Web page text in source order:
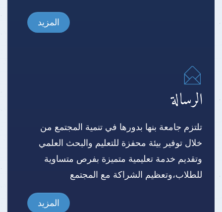
المزيد
الرسالة
تلتزم جامعة بنها بدورها في تنمية المجتمع من
خلال توفير بيئة محفزة للتعليم والبحث العلمي
وتقديم خدمة تعليمية متميزة بفرص متساوية
للطلاب،وتعظيم الشراكة مع المجتمع
المزيد